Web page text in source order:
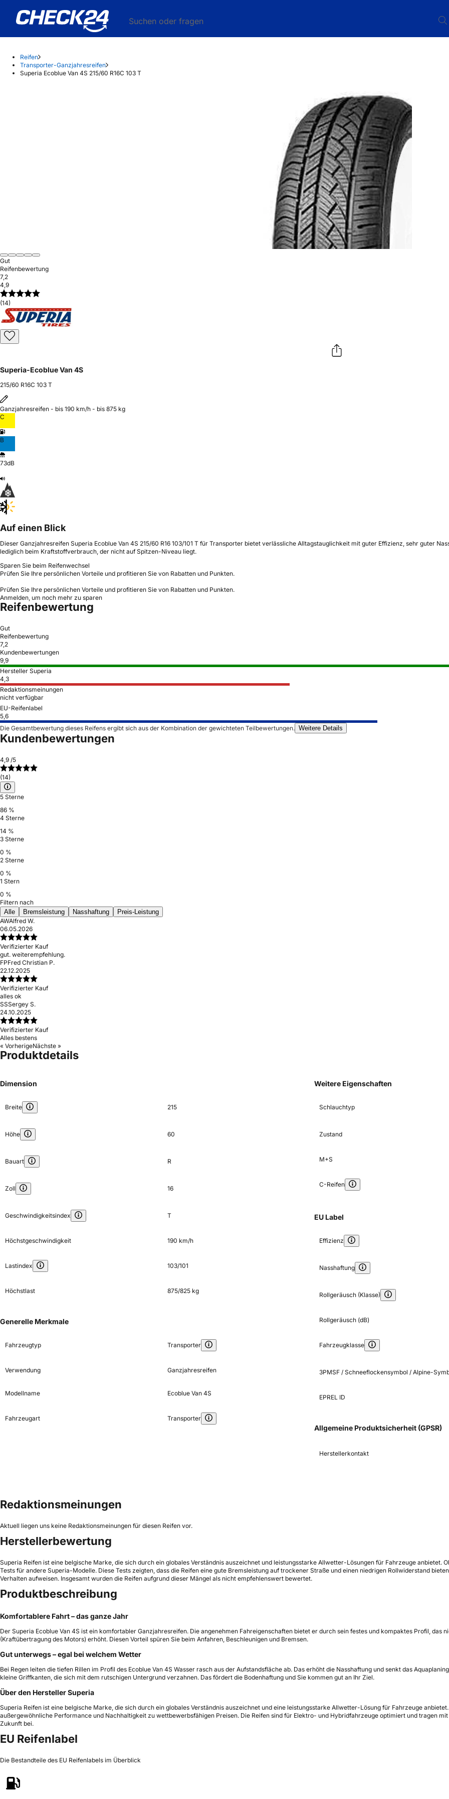
Suchen oder fragen
Reifen
Transporter-Ganzjahresreifen
Superia Ecoblue Van 4S 215/60 R16C 103 T
Gut
Reifenbewertung
7,2
4,9
(14)
Superia-Ecoblue Van 4S
215/60 R16C 103 T
Ganzjahresreifen - bis 190 km/h - bis 875 kg
C
B
73dB
Auf einen Blick
Dieser Ganzjahresreifen Superia Ecoblue Van 4S 215/60 R16 103/101 T für Transporter bietet verlässliche Alltagstauglichkeit mit guter Effizienz, sehr guter
lediglich beim Kraftstoffverbrauch, der nicht auf Spitzen-Niveau liegt.
Sparen Sie beim Reifenwechsel
Prüfen Sie Ihre persönlichen Vorteile und profitieren Sie von Rabatten und Punkten.
Prüfen Sie Ihre persönlichen Vorteile und profitieren Sie von Rabatten und Punkten.
Anmelden, um noch mehr zu sparen
Reifenbewertung
Gut
Reifenbewertung
7,2
Kundenbewertungen
9,9
Hersteller Superia
4,3
Redaktionsmeinungen
nicht verfügbar
EU-Reifenlabel
5,6
Die Gesamtbewertung dieses Reifens ergibt sich aus der Kombination der gewichteten Teilbewertungen. Weitere Details
Kundenbewertungen
4,9 /5
(14)
5 Sterne
86 %
4 Sterne
14 %
3 Sterne
0 %
2 Sterne
0 %
1 Stern
0 %
Filtern nach
Alle
Bremsleistung Nasshaftung
Preis-Leistung
AWAlfred W.
06.05.2026
Verifizierter Kauf
gut. weiterempfehlung.
FPFred Christian P.
22.12.2025
Verifizierter Kauf
alles ok
SSSergey S.
24.10.2025
Verifizierter Kauf
Alles bestens
« VorherigeNächste »
Produktdetails
Dimension
Breite 215
Höhe 60
Bauart R
Zoll 16
Geschwindigkeitsindex T
Höchstgeschwindigkeit 190 km/h
Lastindex 103/101
Höchstlast 875/825 kg
Generelle Merkmale
Fahrzeugtyp Transporter
Verwendung Ganzjahresreifen
Modellname Ecoblue Van 4S
Fahrzeugart Transporter
Weitere Eigenschaften
Schlauchtyp
Zustand
M+S
C-Reifen
EU Label
Effizienz
Nasshaftung
Rollgeräusch (Klasse)
Rollgeräusch (dB)
Fahrzeugklasse
3PMSF / Schneeflockensymbol / Alpine-
EPREL ID
Allgemeine Produktsicherheit (GPSR)
Herstellerkontakt
Redaktionsmeinungen
Aktuell liegen uns keine Redaktionsmeinungen für diesen Reifen vor.
Herstellerbewertung
Superia Reifen ist eine belgische Marke, die sich durch ein globales Verständnis auszeichnet und leistungsstarke Allwetter-Lösungen für Fahrzeuge anbietet.
Tests für andere Superia-Modelle. Diese Tests zeigten, dass die Reifen eine gute Bremsleistung auf trockener Straße und einen niedrigen Rollwiderstand
Verhalten aufweisen. Insgesamt wurden die Reifen aufgrund dieser Mängel als nicht empfehlenswert bewertet.
Produktbeschreibung
Komfortablere Fahrt – das ganze Jahr
Der Superia Ecoblue Van 4S ist ein komfortabler Ganzjahresreifen. Die angenehmen Fahreigenschaften bietet er durch sein festes und kompaktes Profil, das
(Kraftübertragung des Motors) erhöht. Diesen Vorteil spüren Sie beim Anfahren, Beschleunigen und Bremsen.
Gut unterwegs – egal bei welchem Wetter
Bei Regen leiten die tiefen Rillen im Profil des Ecoblue Van 4S Wasser rasch aus der Aufstandsfläche ab. Das erhöht die Nasshaftung und senkt das
kleine Griffkanten, die sich mit dem rutschigen Untergrund verzahnen. Das fördert die Bodenhaftung und Sie kommen gut an Ihr Ziel.
Über den Hersteller Superia
Superia Reifen ist eine belgische Marke, die sich durch ein globales Verständnis auszeichnet und eine leistungsstarke Allwetter-Lösung für Fahrzeuge
außergewöhnliche Performance und Nachhaltigkeit zu wettbewerbsfähigen Preisen. Die Reifen sind für Elektro- und Hybridfahrzeuge optimiert und tragen
Zukunft bei.
EU Reifenlabel
Die Bestandteile des EU Reifenlabels im Überblick